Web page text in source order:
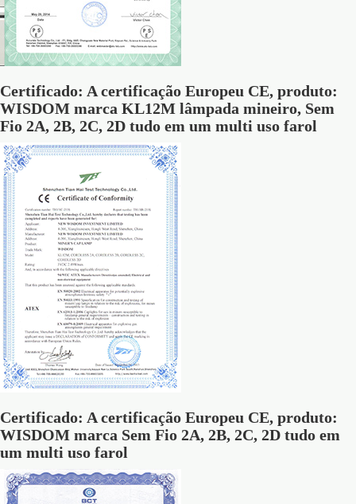
Certificado: A certificação Europeu CE, produto:
WISDOM marca KL12M lâmpada mineiro, Sem
Fio 2A, 2B, 2C, 2D tudo em um multi uso farol
Certificado: A certificação Europeu CE, produto:
WISDOM marca Sem Fio 2A, 2B, 2C, 2D tudo em
um multi uso farol